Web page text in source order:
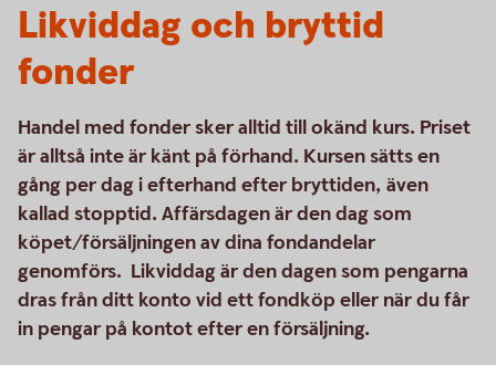
Likviddag och bryttid
fonder
Handel med fonder sker alltid till okänd kurs. Priset
är alltså inte är känt på förhand. Kursen sätts en
gång per dag i efterhand efter bryttiden, även
kallad stopptid. Affärsdagen är den dag som
köpet/försäljningen av dina fondandelar
genomförs. Likviddag är den dagen som pengarna
dras från ditt konto vid ett fondköp eller när du får
in pengar på kontot efter en försäljning.